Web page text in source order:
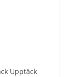
Upptäck